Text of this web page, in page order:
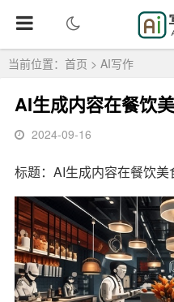
当前位置： 首页 > AI写作
AI生成内容在餐饮
2024-09-16
标题：AI生成内容在餐饮美